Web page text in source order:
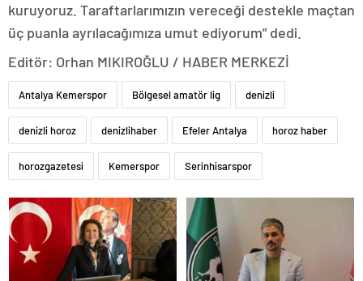
kuruyoruz. Taraftarlarımızın vereceği destekle maçtan
üç puanla ayrılacağımıza umut ediyorum” dedi.
Editör: Orhan MIKIROĞLU / HABER MERKEZİ
Antalya Kemerspor Bölgesel amatör lig denizli
denizli horoz denizlihaber Efeler Antalya horoz haber
horozgazetesi Kemerspor Serinhisarspor